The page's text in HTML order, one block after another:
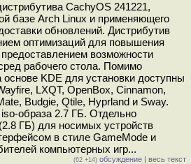
CachyOS 241221,
базе Arch Linux и применяющего
обновлений. Дистрибутив
оптимизаций для повышения
возможности
рабочего стола. Помимо
основе KDE для установки доступны
LXQT, OpenBox, Cinnamon,
Budgie, Qtile, Hyprland и Sway.
образа 2.7 ГБ. Отдельно
ГБ) для носимых устройств
в стиле GameMode и
компьютерных игр...
(62 +14) обсуждение | весь текст